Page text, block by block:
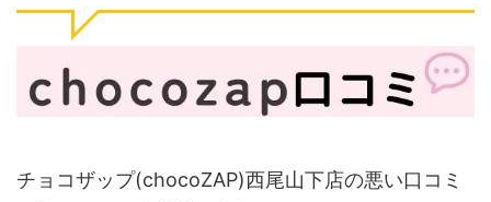
チョコザップ(chocoZAP)西尾山下店の悪い口コミ